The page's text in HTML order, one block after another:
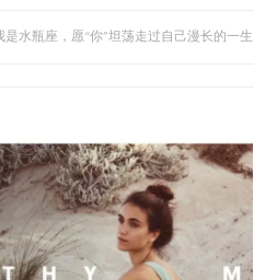
是水瓶座，愿“你”坦荡走过自己漫长的一生